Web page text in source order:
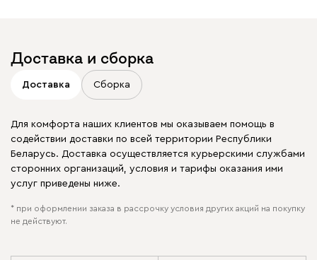
Доставка и сборка
Доставка Сборка
Для комфорта наших клиентов мы оказываем помощь в
содействии доставки по всей территории Республики
Беларусь. Доставка осуществляется курьерскими службами
сторонних организаций, условия и тарифы оказания ими
услуг приведены ниже.
* при оформлении заказа в рассрочку условия других акций на покупку
не действуют.